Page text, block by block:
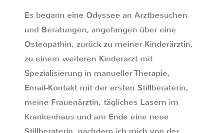
Es begann eine Odyssee an Arztbesuchen
und Beratungen, angefangen über eine
Osteopathin, zurück zu meiner Kinderärztin,
zu einem weiteren Kinderarzt mit
Spezialisierung in manueller Therapie,
Email-Kontakt mit der ersten Stillberaterin,
meine Frauenärztin, tägliches Lasern im
Krankenhaus und am Ende eine neue